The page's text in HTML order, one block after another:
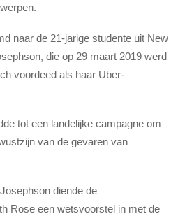
naar de 21-jarige studente uit New
die op 29 maart 2019 werd
voordeed als haar Uber-
tot een landelijke campagne om
van de gevaren van
diende de
Rose een wetsvoorstel in met de